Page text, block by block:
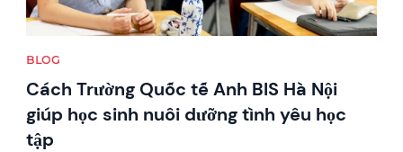
BLOG
Cách Trường Quốc tế Anh BIS Hà Nội
giúp học sinh nuôi dưỡng tình yêu học
tập